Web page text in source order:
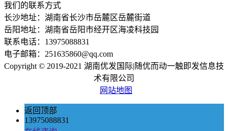
我们的联系方式
长沙地址：湖南省长沙市岳麓区岳麓街道
岳阳地址：湖南省岳阳市经开区海凌科技园
联系电话：13975088831
电子邮箱：251635860@qq.com
Copyright © 2019-2021 湖南优发国际|随优而动一触即发信息技
术有限公司
网站地图
返回顶部
13975088831